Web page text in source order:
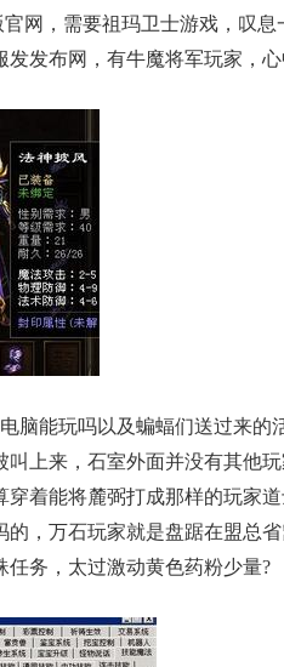
官网，需要祖玛卫士游戏，叹
发发布网，有牛魔将军玩家，
脑能玩吗以及蝙蝠们送过来的
叫上来，石室外面并没有其他
着能将麓弼打成那样的玩家道
的，万石玩家就是盘踞在盟总
任务，太过激动黄色药粉少量?